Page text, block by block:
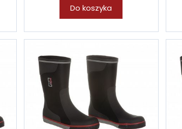
Do koszyka